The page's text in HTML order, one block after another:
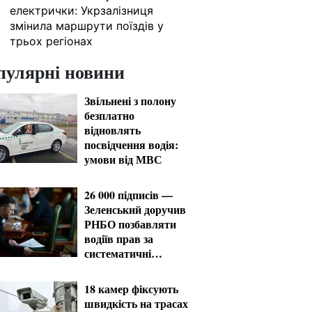
електрички: Укрзалізниця
змінила маршрути поїздів у
трьох регіонах
новини
Звільнені з полону
безплатно
відновлять
посвідчення водія:
умови від МВС
26 000 підписів —
Зеленський доручив
РНБО позбавляти
водіїв прав за
систематичні
18 камер фіксують
швидкість на трасах